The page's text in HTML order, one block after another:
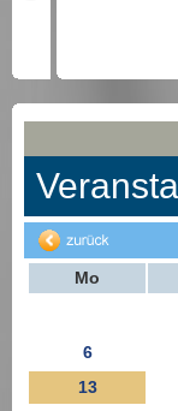
Mo
6
13